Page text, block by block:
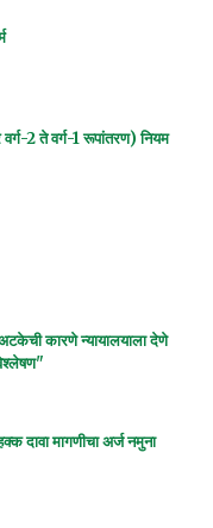
2 ते वर्ग-1 रूपांतरण) नियम
कारणे न्यायालयाला देणे
दावा मागणीचा अर्ज नमुना